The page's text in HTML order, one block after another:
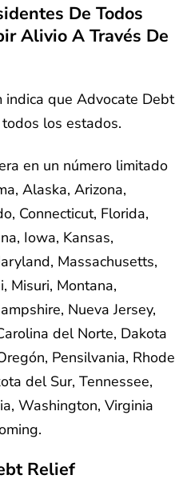
De Todos
Alivio A Través De
indica que Advocate Debt
los estados.
en un número limitado
Alaska, Arizona,
Connecticut, Florida,
Iowa, Kansas,
Massachusetts,
Misuri, Montana,
Nueva Jersey,
del Norte, Dakota
Pensilvania, Rhode
del Sur, Tennessee,
Washington, Virginia
Relief